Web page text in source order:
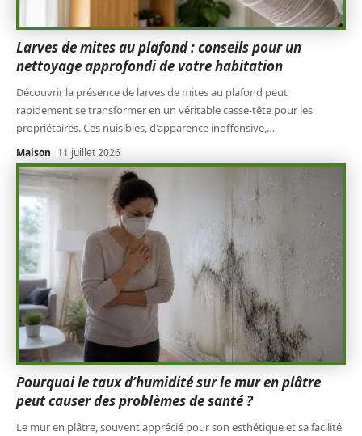
Larves de mites au plafond : conseils pour un
nettoyage approfondi de votre habitation
Découvrir la présence de larves de mites au plafond peut
rapidement se transformer en un véritable casse-tête pour les
propriétaires. Ces nuisibles, d'apparence inoffensive,…
Maison 11 juillet 2026
Pourquoi le taux d’humidité sur le mur en plâtre
peut causer des problèmes de santé ?
Le mur en plâtre, souvent apprécié pour son esthétique et sa facilité